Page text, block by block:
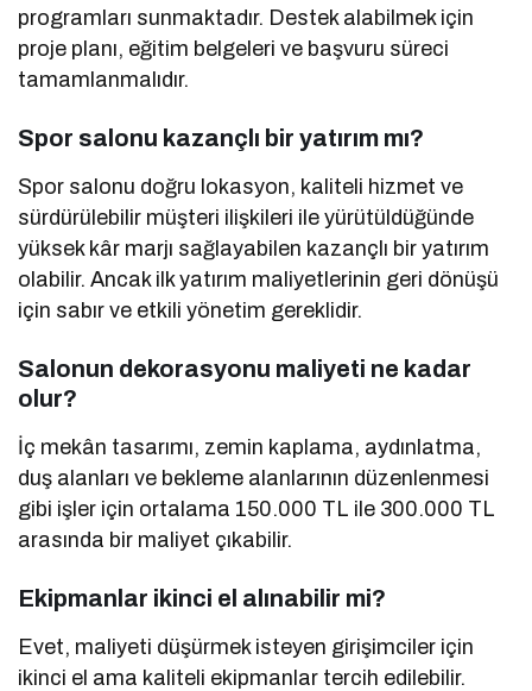
programları sunmaktadır. Destek alabilmek için
proje planı, eğitim belgeleri ve başvuru süreci
tamamlanmalıdır.
Spor salonu kazançlı bir yatırım mı?
Spor salonu doğru lokasyon, kaliteli hizmet ve
sürdürülebilir müşteri ilişkileri ile yürütüldüğünde
yüksek kâr marjı sağlayabilen kazançlı bir yatırım
olabilir. Ancak ilk yatırım maliyetlerinin geri dönüşü
için sabır ve etkili yönetim gereklidir.
Salonun dekorasyonu maliyeti ne kadar
olur?
İç mekân tasarımı, zemin kaplama, aydınlatma,
duş alanları ve bekleme alanlarının düzenlenmesi
gibi işler için ortalama 150.000 TL ile 300.000 TL
arasında bir maliyet çıkabilir.
Ekipmanlar ikinci el alınabilir mi?
Evet, maliyeti düşürmek isteyen girişimciler için
ikinci el ama kaliteli ekipmanlar tercih edilebilir.